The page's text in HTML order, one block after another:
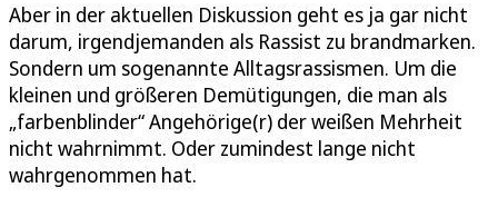
Aber in der aktuellen Diskussion geht es ja gar nicht
darum, irgendjemanden als Rassist zu brandmarken.
Sondern um sogenannte Alltagsrassismen. Um die
kleinen und größeren Demütigungen, die man als
„farbenblinder“ Angehörige(r) der weißen Mehrheit
nicht wahrnimmt. Oder zumindest lange nicht
wahrgenommen hat.